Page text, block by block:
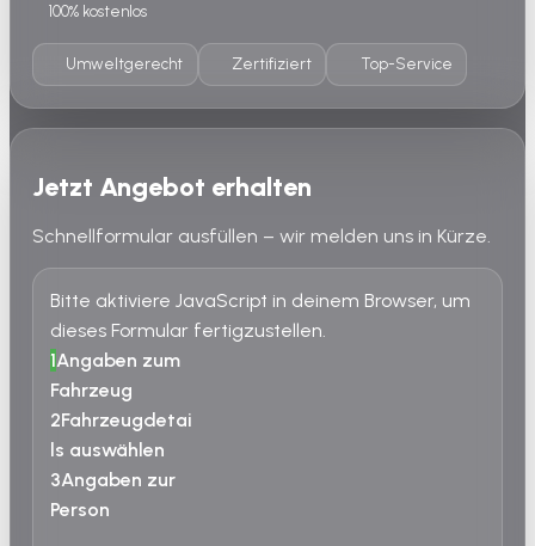
100% kostenlos
Umweltgerecht Zertifiziert Top-Service
Jetzt Angebot erhalten
Schnellformular ausfüllen – wir melden uns in Kürze.
Bitte aktiviere JavaScript in deinem Browser, um
dieses Formular fertigzustellen.
1Angaben zum
Fahrzeug
2Fahrzeugdetai
ls auswählen
3Angaben zur
Person